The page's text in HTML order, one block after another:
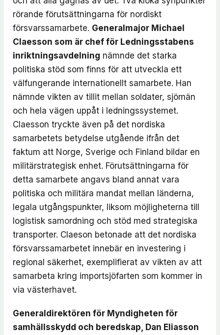
rörande förutsättningarna för nordiskt
försvarssamarbete. Generalmajor Michael
Claesson som är chef för Ledningsstabens
inriktningsavdelning nämnde det starka
politiska stöd som finns för att utveckla ett
välfungerande internationellt samarbete. Han
nämnde vikten av tillit mellan soldater, sjömän
och hela vägen uppåt i ledningssystemet.
Claesson tryckte även på det nordiska
samarbetets betydelse utgående ifrån det
faktum att Norge, Sverige och Finland bildar en
militärstrategisk enhet. Förutsättningarna för
detta samarbete angavs bland annat vara
politiska och militära mandat mellan länderna,
legala utgångspunkter, liksom möjligheterna till
logistisk samordning och stöd med strategiska
transporter. Claeson betonade att det nordiska
försvarssamarbetet innebär en investering i
regional säkerhet, exemplifierat av vikten av att
samarbeta kring importsjöfarten som kommer in
via västerhavet.
Generaldirektören för Myndigheten för
samhällsskydd och beredskap, Dan Eliasson